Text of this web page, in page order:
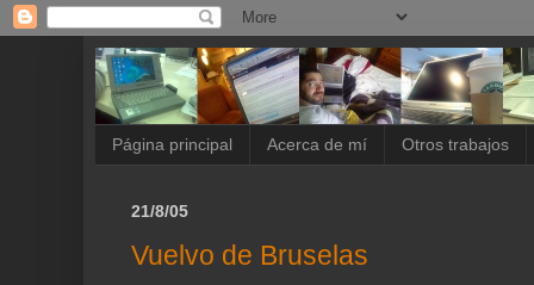
Página principal Acerca de mí Otros trabajos
21/8/05
Vuelvo de Bruselas